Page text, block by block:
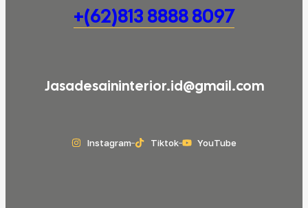
+(62)813 8888 8097
Jasadesaininterior.id@gmail.com
Instagram Tiktok YouTube